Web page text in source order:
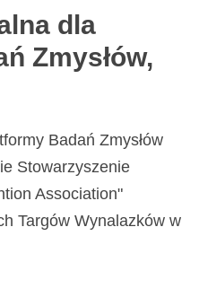
dla
Zmysłów,
Badań Zmysłów
Stowarzyszenie
Association"
Targów Wynalazków w